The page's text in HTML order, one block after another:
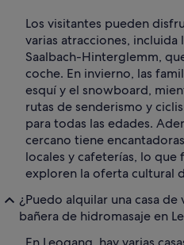
Los visitantes pueden
varias atracciones, incluida
Saalbach-Hinterglemm,
coche. En invierno, las
esquí y el snowboard,
rutas de senderismo y
para todas las edades.
cercano tiene
locales y cafeterías, lo que
exploren la oferta cultural
¿Puedo alquilar una casa
bañera de hidromasaje en